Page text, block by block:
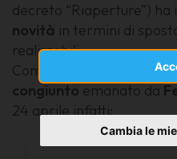
Cambia le
decreto “Riaperture”)
novità in termini di
realizzabili.
Come evidenziato
congiunto emanato da
24 aprile infatti: